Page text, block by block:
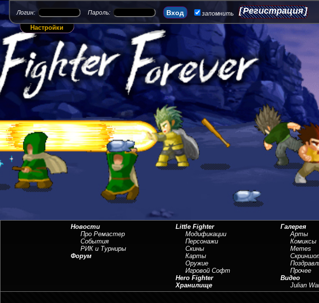
Логин: Пароль: запомнить Регистрация
Настройки
Новости
Про Ремастер
События
РИК и Турниры
Форум
Little Fighter
Модификации
Персонажи
Скины
Карты
Оружие
Игровой Софт
Hero Fighter
Хранилище
Галерея
Арты
Комиксы
Memes
Прочее
Видео
Julian